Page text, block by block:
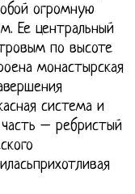
огромную
Ее центральный
по высоте
монастырская
система и
– ребристый